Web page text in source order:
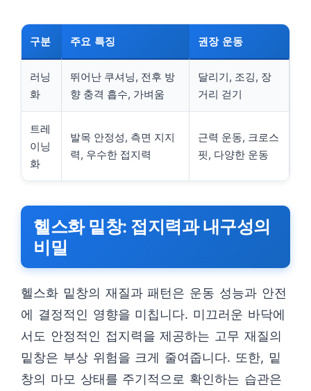
구분 주요 특징 권장 운동
러닝
화
뛰어난 쿠셔닝, 전후 방
향 충격 흡수, 가벼움
달리기, 조깅, 장
거리 걷기
트레
이닝
화
발목 안정성, 측면 지지
력, 우수한 접지력
근력 운동, 크로스
핏, 다양한 운동
헬스화 밑창: 접지력과 내구성의
비밀
헬스화 밑창의 재질과 패턴은 운동 성능과 안전
에 결정적인 영향을 미칩니다. 미끄러운 바닥에
서도 안정적인 접지력을 제공하는 고무 재질의
밑창은 부상 위험을 크게 줄여줍니다. 또한, 밑
창의 마모 상태를 주기적으로 확인하는 습관은